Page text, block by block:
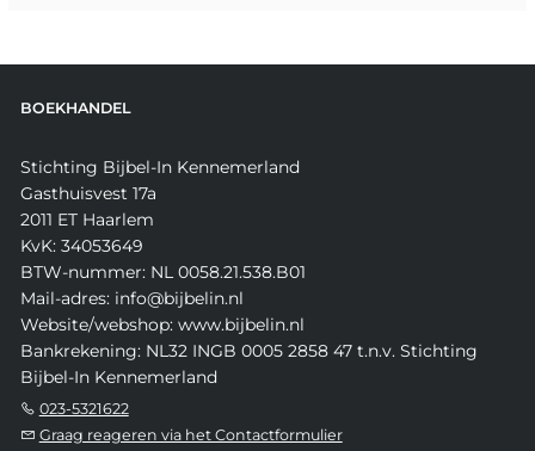
BOEKHANDEL
Stichting Bijbel-In Kennemerland
Gasthuisvest 17a
2011 ET Haarlem
KvK: 34053649
BTW-nummer: NL 0058.21.538.B01
Mail-adres: info@bijbelin.nl
Website/webshop: www.bijbelin.nl
Bankrekening: NL32 INGB 0005 2858 47 t.n.v. Stichting
Bijbel-In Kennemerland
023-5321622
Graag reageren via het Contactformulier